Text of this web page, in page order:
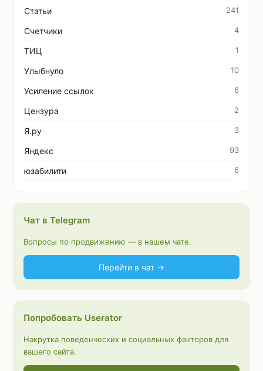
Статьи 241
Счетчики 4
ТИЦ 1
Улыбнуло 10
Усиление ссылок 6
Цензура 2
Я.ру 3
Яндекс 93
юзабилити 6
Чат в Telegram
Вопросы по продвижению — в нашем чате.
Перейти в чат →
Попробовать Userator
Накрутка поведенческих и социальных факторов для
вашего сайта.